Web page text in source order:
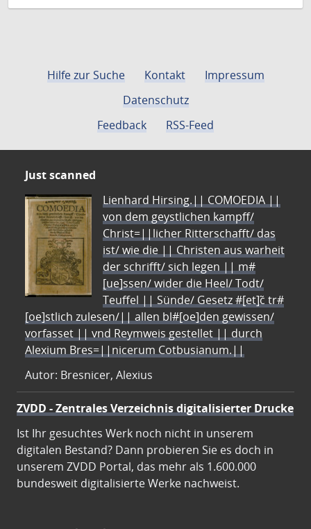
Hilfe zur Suche Kontakt
Impressum
Datenschutz
Feedback
RSS-Feed
Just scanned
Lienhard Hirsing.|| COMOEDIA ||
von dem geystlichen kampff/
Christ=||licher Ritterschafft/ das
ist/ wie die || Christen aus warheit
der schrifft/ sich legen || m#
[ue]ssen/ wider die Heel/ Todt/
Teuffel || Sünde/ Gesetz #[et]c̃ tr#
[oe]stlich zulesen/|| allen bl#[oe]den gewissen/
vorfasset || vnd Reymweis gestellet || durch
Alexium Bres=||nicerum Cotbusianum.||
Autor: Bresnicer, Alexius
ZVDD - Zentrales Verzeichnis digitalisierter Drucke
Ist Ihr gesuchtes Werk noch nicht in unserem
digitalen Bestand? Dann probieren Sie es doch in
unserem ZVDD Portal, das mehr als 1.600.000
bundesweit digitalisierte Werke nachweist.